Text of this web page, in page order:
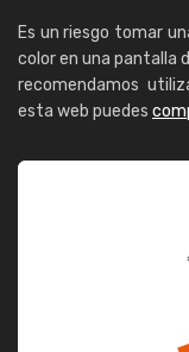
Es un riesgo tomar
color en una pantalla
recomendamos
esta web puedes